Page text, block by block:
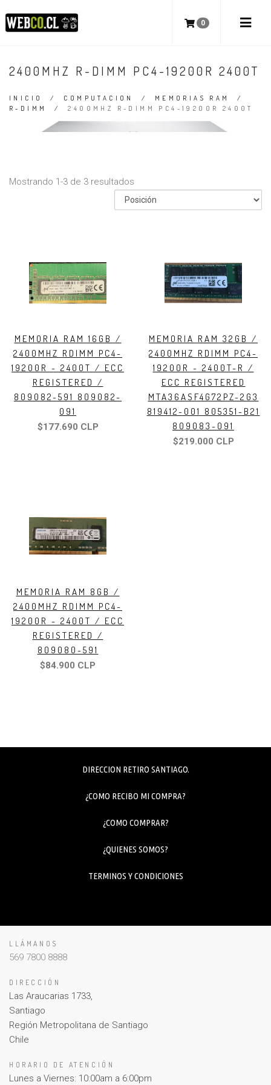
0
2400MHZ R-DIMM PC4-19200R 2400T
INICIO / COMPUTACION / MEMORIAS RAM
/
R-DIMM
/2400MHZ R-DIMM PC4-19200R 2400T
Mostrando 1-3 de 3 resultados
MEMORIA RAM 16GB /
2400MHZ RDIMM PC4-
19200R - 2400T / ECC
REGISTERED /
809082-591 809082-
091
$177.690 CLP
MEMORIA RAM 32GB /
2400MHZ RDIMM PC4-
19200R - 2400T-R /
ECC REGISTERED
MTA36ASF4G72PZ-2G3
819412-001 805351-B21
809083-091
$219.000 CLP
MEMORIA RAM 8GB /
2400MHZ RDIMM PC4-
19200R - 2400T / ECC
REGISTERED /
809080-591
$84.900 CLP
DIRECCION RETIRO SANTIAGO.
¿COMO RECIBO MI COMPRA?
¿COMO COMPRAR?
¿QUIENES SOMOS?
TERMINOS Y CONDICIONES
LLÁMANOS
569 7800 8888
DIRECCIÓN
Las Araucarias 1733,
Santiago
Región Metropolitana de Santiago
Chile
HORARIO DE ATENCIÓN
Lunes a Viernes: 10:00am a 6:00pm